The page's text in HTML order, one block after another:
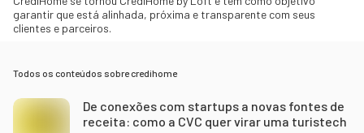
garantir que está alinhada, próxima e transparente com seus
clientes e parceiros.
Todos os conteúdos sobrecredihome
De conexões com startups a novas fontes de
receita: como a CVC quer virar uma turistech